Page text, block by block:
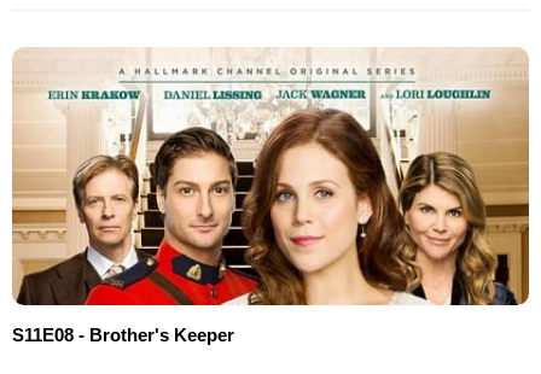
S11E08 - Brother's Keeper